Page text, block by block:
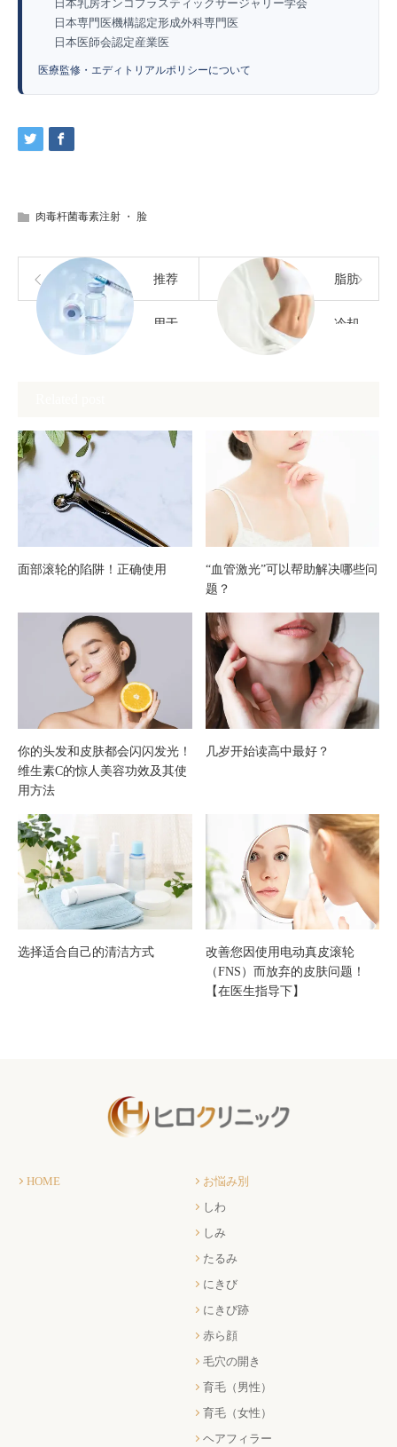
日本乳房オンコプラスティックサージャリー学会
日本専門医機構認定形成外科専門医
日本医師会認定産業医
医療監修・エディトリアルポリシーについて
肉毒杆菌毒素注射 ・ 脸
推荐
用于
脂肪
冷却
的清
身体
线条
【医
修】
面部滚轮的陷阱！正确使用
“血管激光”可以帮助解决哪些问
题？
你的头发和皮肤都会闪闪发光！
维生素C的惊人美容功效及其使
用方法
几岁开始读高中最好？
选择适合自己的清洁方式
改善您因使用电动真皮滚轮
（FNS）而放弃的皮肤问题！
【在医生指导下】
HOME
お悩み別
しわ
しみ
たるみ
にきび
にきび跡
赤ら顔
毛穴の開き
育毛（男性）
育毛（女性）
ヘアフィラー